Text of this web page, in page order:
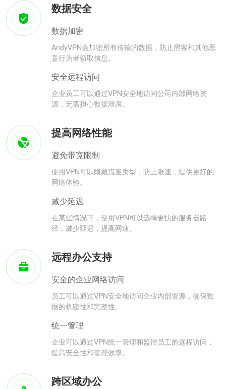
数据安全
数据加密
AndyVPN会加密所有传输的数据，防止黑客和其他恶
意行为者窃取信息。
安全远程访问
企业员工可以通过VPN安全地访问公司内部网络资
源，无需担心数据泄露。
提高网络性能
避免带宽限制
使用VPN可以隐藏流量类型，防止限速，提供更好的
网络体验。
减少延迟
在某些情况下，使用VPN可以选择更快的服务器路
径，减少延迟，提高网速。
远程办公支持
安全的企业网络访问
员工可以通过VPN安全地访问企业内部资源，确保数
据的机密性和完整性。
统一管理
企业可以通过VPN统一管理和监控员工的远程访问，
提高安全性和管理效率。
跨区域办公